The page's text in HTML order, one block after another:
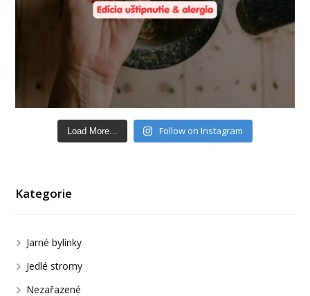
Load More... Follow on Instagram
Kategorie
Jarné bylinky
Jedlé stromy
Nezařazené